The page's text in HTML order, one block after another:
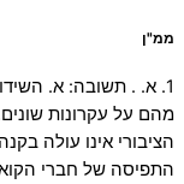
ממ"ן
1. א. . תשובה: א.
מהם על עקרונות
הציבורי אינו עולה